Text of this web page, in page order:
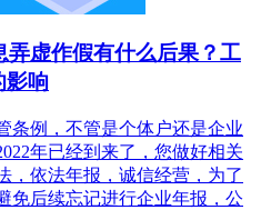
弄虚作假有什么后果？工
影响
条例，不管是个体户还是企业
年已经到来了，您做好相关
，依法年报，诚信经营，为了
免后续忘记进行企业年报，公